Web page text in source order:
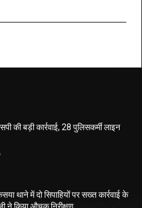
की बड़ी कार्रवाई, 28 पुलिसकर्मी लाइन
थाने में दो सिपाहियों पर सख्त कार्रवाई के